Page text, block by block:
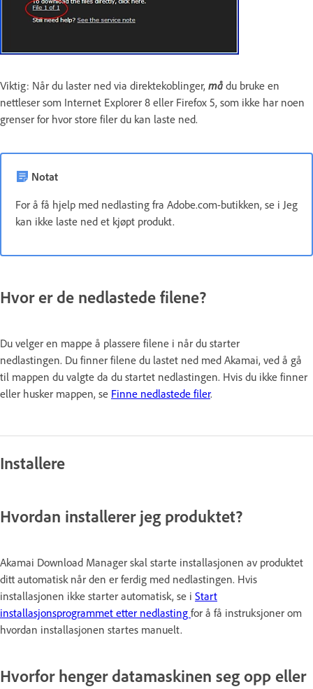
Viktig: Når du laster ned via direktekoblinger, må du bruke en
nettleser som Internet Explorer 8 eller Firefox 5, som ikke har noen
grenser for hvor store filer du kan laste ned.
Notat
For å få hjelp med nedlasting fra Adobe.com-butikken, se i Jeg
kan ikke laste ned et kjøpt produkt.
Hvor er de nedlastede filene?
Du velger en mappe å plassere filene i når du starter
nedlastingen. Du finner filene du lastet ned med Akamai, ved å gå
til mappen du valgte da du startet nedlastingen. Hvis du ikke finner
eller husker mappen, se Finne nedlastede filer.
Installere
Hvordan installerer jeg produktet?
Akamai Download Manager skal starte installasjonen av produktet
ditt automatisk når den er ferdig med nedlastingen. Hvis
installasjonen ikke starter automatisk, se i Start
installasjonsprogrammet etter nedlasting for å få instruksjoner om
hvordan installasjonen startes manuelt.
Hvorfor henger datamaskinen seg opp eller